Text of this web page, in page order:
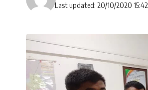
Last updated: 20/10/2020 15:42